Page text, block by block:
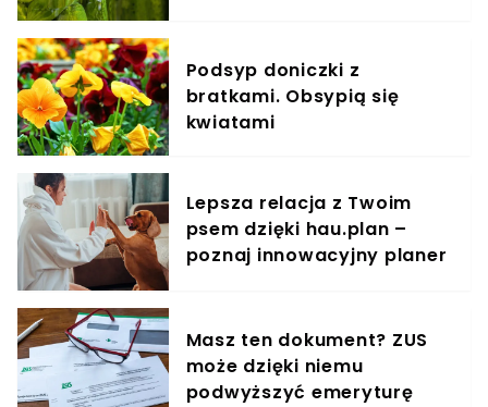
Podsyp doniczki z
bratkami. Obsypią się
kwiatami
Lepsza relacja z Twoim
psem dzięki hau.plan –
poznaj innowacyjny planer
Masz ten dokument? ZUS
może dzięki niemu
podwyższyć emeryturę